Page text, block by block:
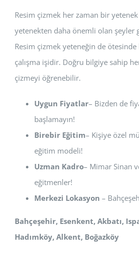
Resim çizmek her zaman bir yetenek
yetenekten daha önemli olan şeyler
Resim çizmek yeteneğin de
çalışma işidir. Doğru bilgiye sahip
çizmeyi öğrenebilir.
Uygun Fiyatlar– Bizden de
başlamayın!
Birebir Eğitim– Kişiye özel
eğitim modeli!
Uzman Kadro– Mimar Sinan
eğitmenler!
Merkezi Lokasyon –
Bahçeşehir, Esenkent, Akbatı,
Hadımköy, Alkent, Boğazköy